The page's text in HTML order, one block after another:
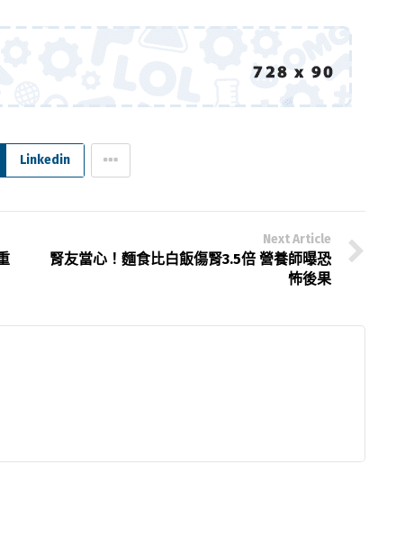
Linkedin
Next Article
腎友當心！麵食比白飯傷腎3.5倍 營養師曝恐
怖後果